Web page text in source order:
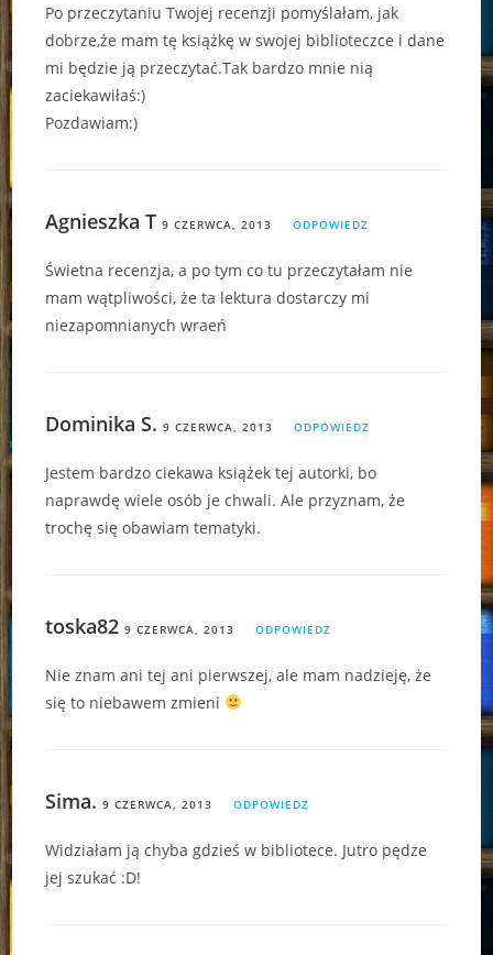
Po przeczytaniu Twojej recenzji pomyślałam, jak
dobrze,że mam tę książkę w swojej biblioteczce i dane
mi będzie ją przeczytać.Tak bardzo mnie nią
zaciekawiłaś:)
Pozdawiam:)
Agnieszka T 9 CZERWCA, 2013 ODPOWIEDZ
Świetna recenzja, a po tym co tu przeczytałam nie
mam wątpliwości, że ta lektura dostarczy mi
niezapomnianych wraeń
Dominika S. 9 CZERWCA, 2013 ODPOWIEDZ
Jestem bardzo ciekawa książek tej autorki, bo
naprawdę wiele osób je chwali. Ale przyznam, że
trochę się obawiam tematyki.
toska82 9 CZERWCA, 2013 ODPOWIEDZ
Nie znam ani tej ani pierwszej, ale mam nadzieję, że
się to niebawem zmieni
Sima. 9 CZERWCA, 2013 ODPOWIEDZ
Widziałam ją chyba gdzieś w bibliotece. Jutro pędze
jej szukać :D!